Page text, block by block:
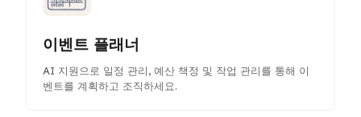
이벤트 플래너
AI 지원으로 일정 관리, 예산 책정 및 작업 관리를 통해 이
벤트를 계획하고 조직하세요.